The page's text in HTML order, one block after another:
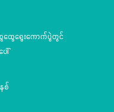
ထွေရွေးကောက်ပွဲတွင်
ါ်
စ်